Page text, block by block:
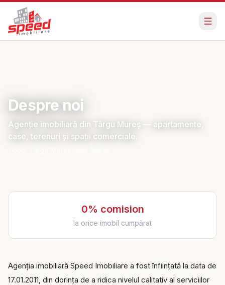
Despre noi
Agenție imobiliară din Târgu Mureș — apartamente,
case, terenuri și spații comerciale.
0% comision
la orice imobil cumpărat
Agenția imobiliară Speed Imobiliare a fost înființată la data de
17.01.2011, din dorința de a ridica nivelul calitativ al serviciilor